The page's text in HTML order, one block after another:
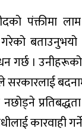
पंक्तीमा
। उनीहरूको
सरकारलाई
कारवाही